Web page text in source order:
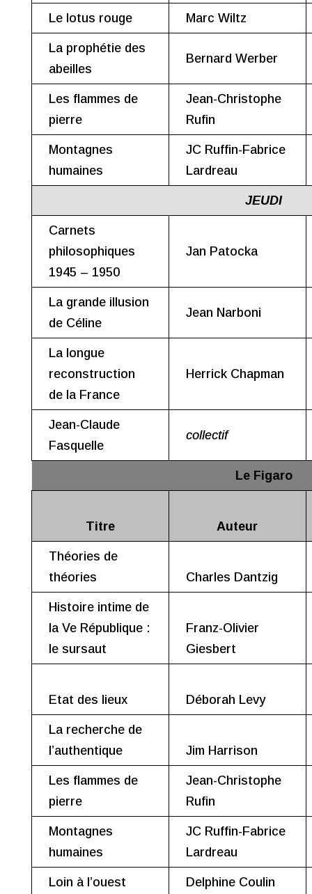
Le lotus rouge Marc Wiltz
La prophétie des
abeilles
Bernard Werber
Les flammes de
pierre
Jean-Christophe
Rufin
Montagnes
humaines
JC Ruffin-Fabrice
Lardreau
JEUDI
Carnets
philosophiques
1945 – 1950
Jan Patocka
La grande illusion
de Céline
Jean Narboni
La longue
reconstruction
de la France
Herrick Chapman
Jean-Claude
Fasquelle
collectif
Le Figaro
Titre Auteur
Théories de
théories
Charles Dantzig
Histoire intime de
la Ve République :
le sursaut
Franz-Olivier
Giesbert
Etat des lieux Déborah Levy
La recherche de
l’authentique
Jim Harrison
Les flammes de
pierre
Jean-Christophe
Rufin
Montagnes
humaines
JC Ruffin-Fabrice
Lardreau
Loin à l’ouest Delphine Coulin